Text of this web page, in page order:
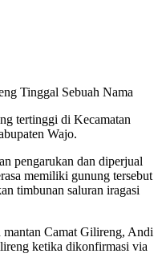
Tinggal Sebuah Nama
tertinggi di Kecamatan
Wajo.
pengarukan dan diperjual
memiliki gunung tersebut
timbunan saluran iragasi
mantan Camat Gilireng, Andi
ketika dikonfirmasi via